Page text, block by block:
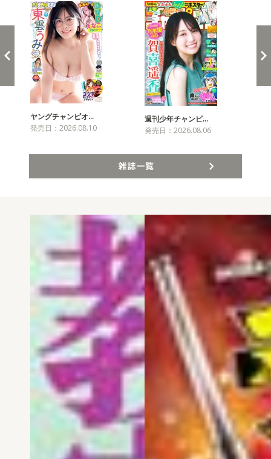
ヤングチャンピオ…
発売日：2026.08.10
週刊少年チャンピ…
発売日：2026.08.06